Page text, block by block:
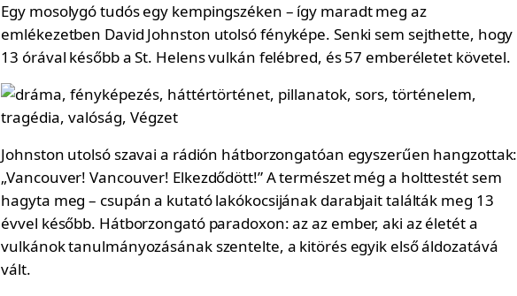
Egy mosolygó tudós egy kempingszéken – így maradt meg az
emlékezetben David Johnston utolsó fényképe. Senki sem sejthette, hogy
13 órával később a St. Helens vulkán felébred, és 57 emberéletet követel.
Johnston utolsó szavai a rádión hátborzongatóan egyszerűen hangzottak:
„Vancouver! Vancouver! Elkezdődött!” A természet még a holttestét sem
hagyta meg – csupán a kutató lakókocsijának darabjait találták meg 13
évvel később. Hátborzongató paradoxon: az az ember, aki az életét a
vulkánok tanulmányozásának szentelte, a kitörés egyik első áldozatává
vált.